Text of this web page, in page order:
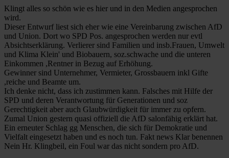
Klingt alles so schön wie es hier und in den Medien angesprochen
wird.
Dieser Entwurf liest sich eher wie eine Vereinbarung zwischen AfD
und Union. Dort wo SPD Pos. angesprochen werden nur evtl
Absichtserklärung. Verlierer sind Familien und insb.Frauen, Umwelt
und Klima Klein' und Biobauern, soz.schwache und die unteren
Einkommen ,Rentner in Bezug auf Erhöhung.
Gewinner sind Unternehmer, Vermieter, Grossbauern inkl Gifte
,reiche und Beamte um.
Ich denke nicht, dass ich zustimmen kann. Falsches mit Hilfe der
SPD und deren Verantwortung für Generationen und soz
Gerechtigkeit aber auch Glaubwürdigkeit für immer zu opfern.
Zumal Union gestern quasi offiziell die AfD salonfähig erklärt hat.
Ein erneuter Schlag gg Menschen, die sich für Demokratie und
Vielfalt eingesetzt haben und es noch tun. Fakt news Klar benennen
Nein Hr. Klingbeil, ein Foul war das nicht sondern pro AfD.